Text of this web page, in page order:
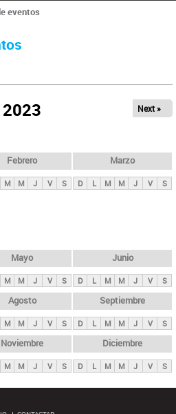
eventos
2023 Next »
Febrero
M M J V S
Marzo
D L M M J V S
Mayo
M M J V S
Junio
D L M M J V S
Agosto
M M J V S
Septiembre
D L M M J V S
Noviembre
M M J V S
Diciembre
D L M M J V S